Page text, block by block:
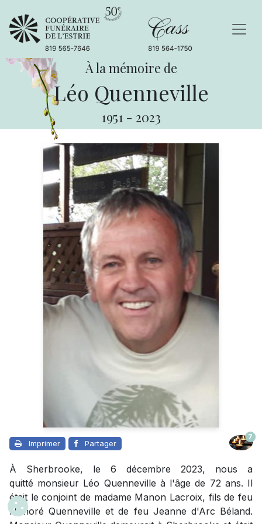
À la mémoire de
Léo Quenneville
1951 - 2023
Imprimer Partager
7
À Sherbrooke, le 6 décembre 2023, nous a
quitté monsieur Léo Quenneville à l'âge de 72 ans. Il
était le conjoint de madame Manon Lacroix, fils de feu
Honoré Quenneville et de feu Jeanne d'Arc Béland.